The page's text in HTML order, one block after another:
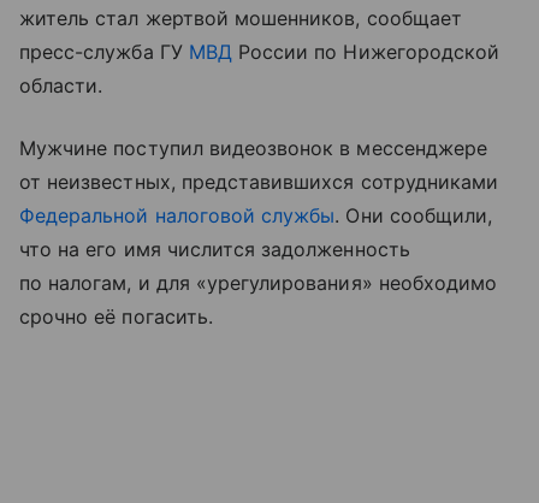
житель стал жертвой мошенников, сообщает
пресс-служба ГУ МВДРоссии по Нижегородской
области.
Мужчине поступил видеозвонок в мессенджере
от неизвестных, представившихся сотрудниками
Федеральной налоговой службы. Они сообщили,
что на его имя числится задолженность
по налогам, и для «урегулирования» необходимо
срочно её погасить.